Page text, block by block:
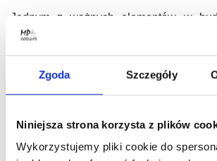
Zgoda Szczegóły
Niniejsza strona korzysta z plików
Wykorzystujemy pliki cookie do
Jednym z ważnych elementów w
dymowe. To bardzo istotna część, w
wyposażone systemy
odprowadzenie dymu lub
przeprowadzenie bezpiecznej i
zgromadzonych tam osób i ograniczenie